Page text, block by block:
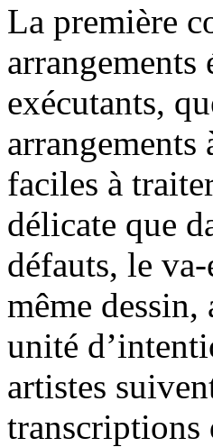
La première
arrangements
exécutants,
faciles à
délicate que
défauts, le
même dessin,
unité
artistes
transcriptions